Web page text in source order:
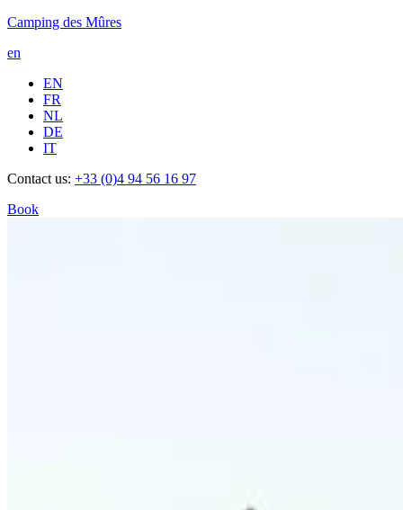
Camping des Mûres
en
EN
FR
NL
DE
IT
Contact us: +33 (0)4 94 56 16 97
Book